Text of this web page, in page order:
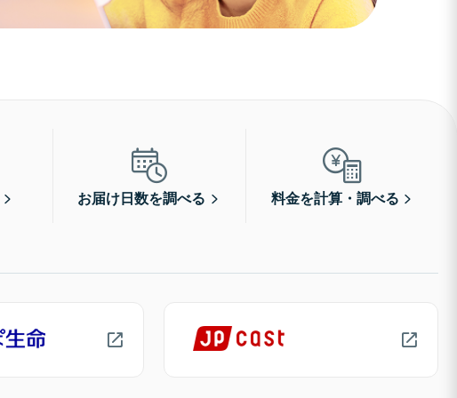
お届け日数を調べる 料金を計算・調べる